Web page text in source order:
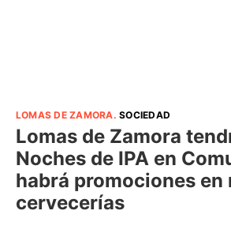
LOMAS DE ZAMORA.SOCIEDAD
Lomas de Zamora
Noches de IPA en
habrá promociones en
cervecerías